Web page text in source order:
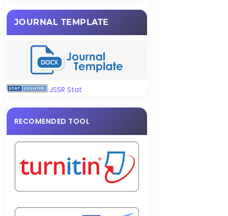
JOURNAL TEMPLATE
JSSR Stat
RECOMENDED TOOL